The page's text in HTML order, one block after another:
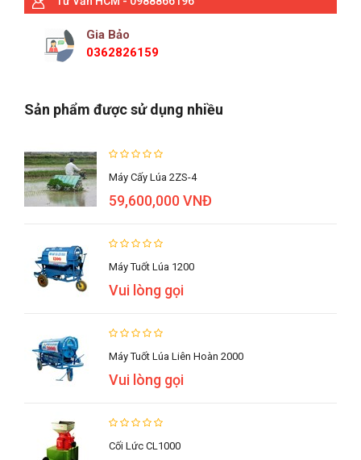
Gia Bảo
0362826159
Sản phẩm được sử dụng nhiều
Máy Cấy Lúa 2ZS-4
59,600,000 VNĐ
Máy Tuốt Lúa 1200
Vui lòng gọi
Máy Tuốt Lúa Liên Hoàn 2000
Vui lòng gọi
Cối Lức CL1000